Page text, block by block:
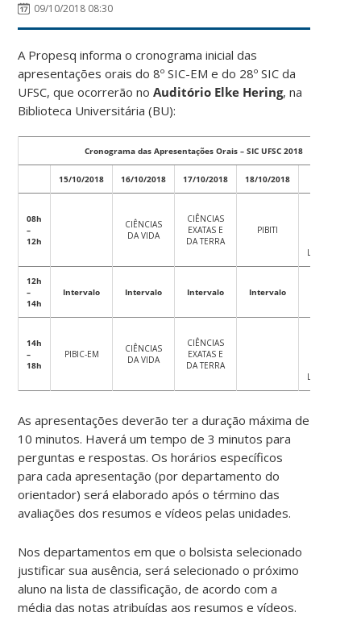
09/10/2018 08:30
A Propesq informa o cronograma inicial das
apresentações orais do 8º SIC-EM e do 28º SIC da
UFSC, que ocorrerão noAuditório Elke Hering, na
Biblioteca Universitária (BU):
Cronograma das Apresentações Orais – SIC UFSC 2018
15/10/2018 16/10/2018 17/10/2018 18/10/2018
08h
–
12h
CIÊNCIAS
DA VIDA
CIÊNCIAS
EXATAS E
DA TERRA
PIBITI
LINGUAGENS
12h
–
14h
Intervalo Intervalo Intervalo Intervalo
14h
–
18h
PIBIC-EM
CIÊNCIAS
DA VIDA
CIÊNCIAS
EXATAS E
DA TERRA
LINGUAGENS
As apresentações deverão ter a duração máxima de
10 minutos. Haverá um tempo de 3 minutos para
perguntas e respostas. Os horários específicos
para cada apresentação (por departamento do
orientador) será elaborado após o término das
avaliações dos resumos e vídeos pelas unidades.
Nos departamentos em que o bolsista selecionado
justificar sua ausência, será selecionado o próximo
aluno na lista de classificação, de acordo com a
média das notas atribuídas aos resumos e vídeos.